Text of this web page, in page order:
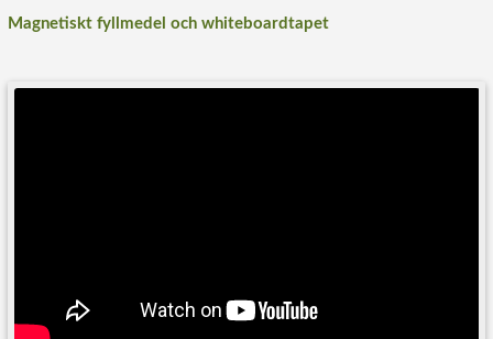
Magnetiskt fyllmedel och whiteboardtapet